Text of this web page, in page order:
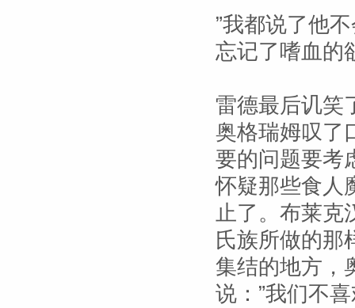
”我都说了他
忘记了嗜血的
雷德最后讥笑
奥格瑞姆叹了
要的问题要考
怀疑那些食人
止了。布莱克
氏族所做的那
集结的地方，
说：”我们不